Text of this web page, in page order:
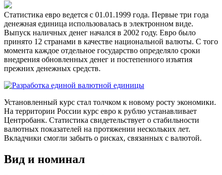
Статистика евро ведется с 01.01.1999 года. Первые три года
денежная единица использовалась в электронном виде.
Выпуск наличных денег начался в 2002 году. Евро было
принято 12 странами в качестве национальной валюты. С того
момента каждое отдельное государство определяло сроки
внедрения обновленных денег и постепенного изъятия
прежних денежных средств.
Установленный курс стал толчком к новому росту экономики.
На территории России курс евро к рублю устанавливает
Центробанк. Статистика свидетельствует о стабильности
валютных показателей на протяжении нескольких лет.
Вкладчики смогли забыть о рисках, связанных с валютой.
Вид и номинал